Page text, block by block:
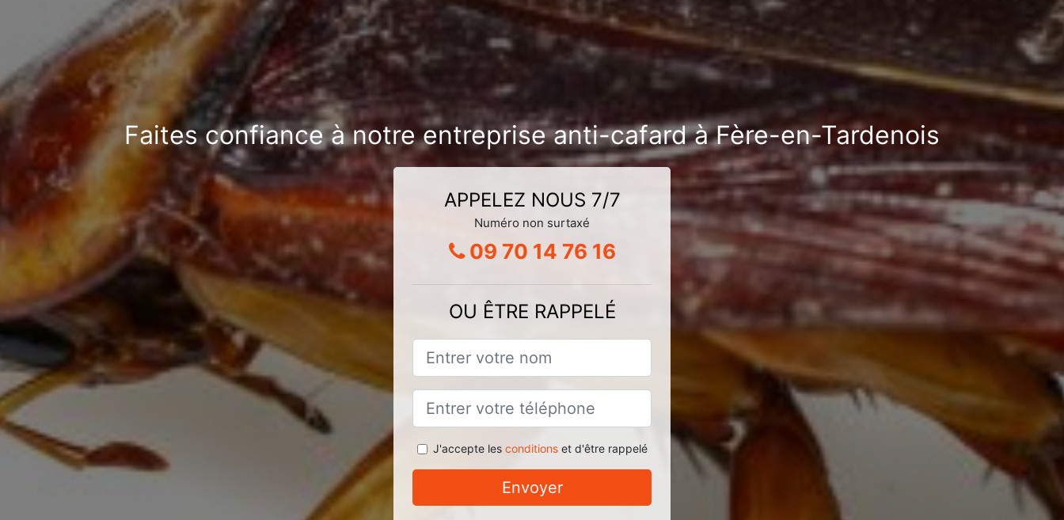
Faites confiance à notre entreprise anti-cafard à Fère-en-Tardenois
APPELEZ NOUS 7/7
Numéro non surtaxé
09 70 14 76 16
OU ÊTRE RAPPELÉ
J'accepte les conditionset d'être rappelé
Envoyer